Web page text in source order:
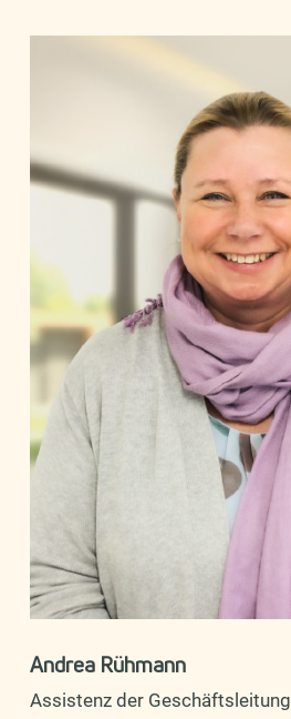
Andrea Rühmann
Assistenz der Geschäftsleitung